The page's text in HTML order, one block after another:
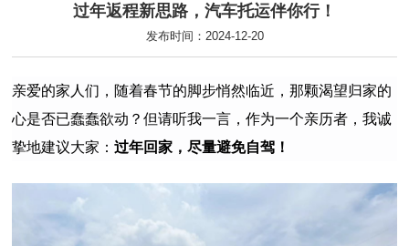
过年返程新思路，汽车托运伴你行！
发布时间：2024-12-20
亲爱的家人们，随着春节的脚步悄然临近，那颗渴望归家的
心是否已蠢蠢欲动？但请听我一言，作为一个亲历者，我诚
挚地建议大家：过年回家，尽量避免自驾！